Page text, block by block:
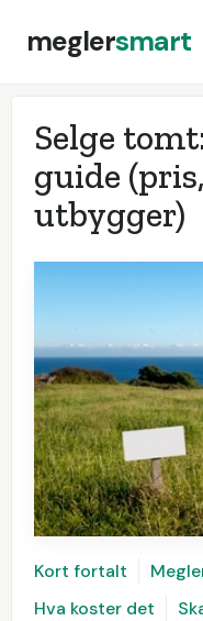
meglersmart
Selge
guide
utbygger)
Kort fortalt
Hva koster det